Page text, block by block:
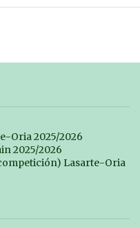
Oria 2025/2026
2025/2026
Lasarte-Oria